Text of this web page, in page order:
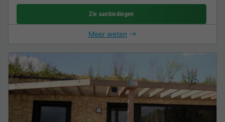
Zie aanbiedingen
Meer weten